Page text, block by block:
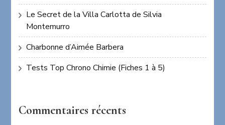
Le Secret de la Villa Carlotta de Silvia
Montemurro
Charbonne d’Aimée Barbera
Tests Top Chrono Chimie (Fiches 1 à 5)
Commentaires récents